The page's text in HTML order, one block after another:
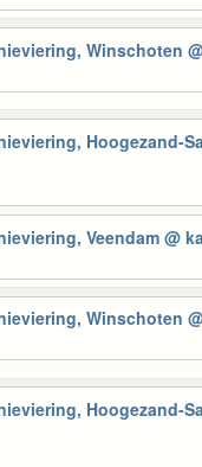
Winschoten
Hoogezand-
Veendam@
Winschoten
Hoogezand-